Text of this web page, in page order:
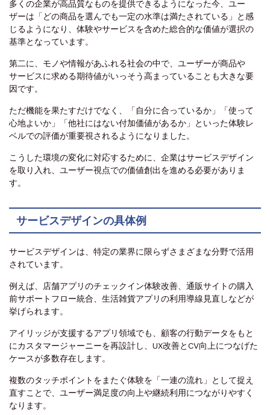
多くの企業が高品質なものを提供できるようになった今、ユー
ザーは「どの商品を選んでも一定の水準は満たされている」と感
じるようになり、体験やサービスを含めた総合的な価値が選択の
基準となっています。
第二に、モノや情報があふれる社会の中で、ユーザーが商品や
サービスに求める期待値がいっそう高まっていることも大きな要
因です。
ただ機能を果たすだけでなく、「自分に合っているか」「使って
心地よいか」「他社にはない付加価値があるか」といった体験レ
ベルでの評価が重要視されるようになりました。
こうした環境の変化に対応するために、企業はサービスデザイン
を取り入れ、ユーザー視点での価値創出を進める必要がありま
す。
サービスデザインの具体例
サービスデザインは、特定の業界に限らずさまざまな分野で活用
されています。
例えば、店舗アプリのチェックイン体験改善、通販サイトの購入
前サポートフロー統合、生活雑貨アプリの利用導線見直しなどが
挙げられます。
アイリッジが支援するアプリ領域でも、顧客の行動データをもと
にカスタマージャーニーを再設計し、UX改善とCV向上につなげた
ケースが多数存在します。
複数のタッチポイントをまたぐ体験を「一連の流れ」として捉え
直すことで、ユーザー満足度の向上や継続利用につながりやすく
なります。